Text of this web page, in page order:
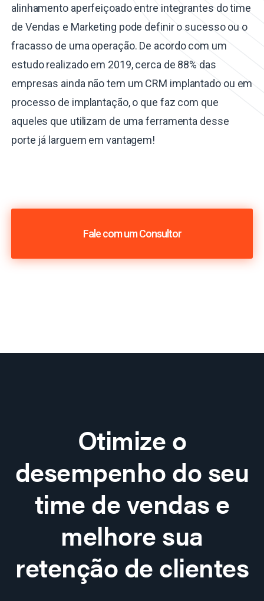
alinhamento aperfeiçoado entre integrantes do time
de Vendas e Marketing pode definir o sucesso ou o
fracasso de uma operação. De acordo com um
estudo realizado em 2019, cerca de 88% das
empresas ainda não tem um CRM implantado ou em
processo de implantação, o que faz com que
aqueles que utilizam de uma ferramenta desse
porte já larguem em vantagem!
Fale com um Consultor
Otimize o
desempenho do seu
time de vendas e
melhore sua
retenção de clientes